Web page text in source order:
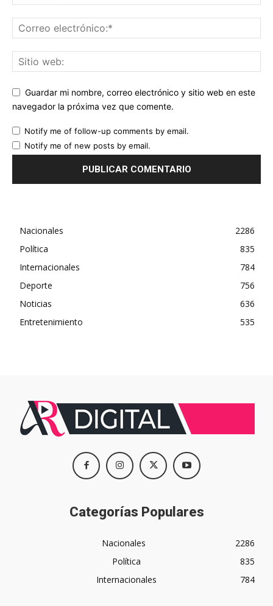
Guardar mi nombre, correo electrónico y sitio web en este
navegador la próxima vez que comente.
Notify me of follow-up comments by email.
Notify me of new posts by email.
Nacionales
2286
Política
835
Internacionales
784
Deporte
756
Noticias
636
Entretenimiento
535
Categorías Populares
Nacionales
2286
Política
835
Internacionales
784